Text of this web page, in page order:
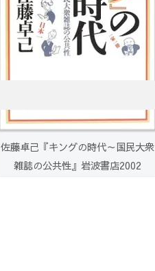
佐藤卓己『キングの時代～国民大衆
雑誌の公共性』岩波書店2002